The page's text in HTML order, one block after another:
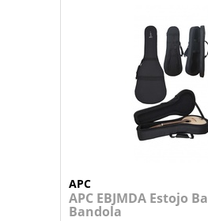
APC
APC EBJMDA Estojo
Bandola